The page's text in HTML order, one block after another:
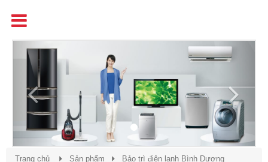
Previous
Trang chủ Sản phẩm
Bảo trì điện lạnh Bình Dương